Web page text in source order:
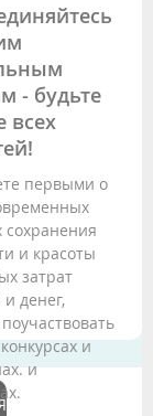
- будьте
всех
первыми о
сохранения
и красоты
затрат
денег,
и
и